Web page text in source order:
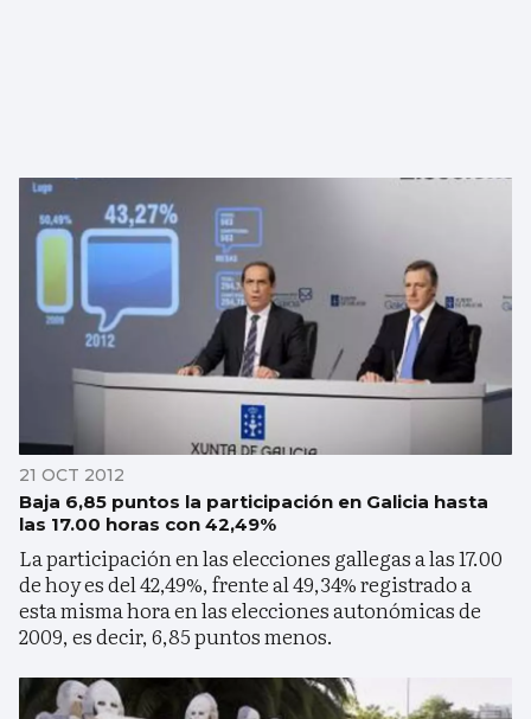
21 OCT 2012
Baja 6,85 puntos la participación en Galicia hasta
las 17.00 horas con 42,49%
La participación en las elecciones gallegas a las 17.00
de hoy es del 42,49%, frente al 49,34% registrado a
esta misma hora en las elecciones autonómicas de
2009, es decir, 6,85 puntos menos.